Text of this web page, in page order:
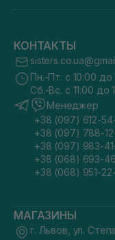
КОНТАКТЫ
Пн.-Пт. с 10:00 до
Сб.-Вс. с 11:00 до
Менеджер
+38 (097) 612-
+38 (097) 788-
+38 (097) 983-
+38 (068) 693-
+38 (068) 951-
МАГАЗИНЫ
г. Львов, ул.